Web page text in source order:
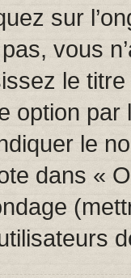
sur
vous
le
option
le
dans «